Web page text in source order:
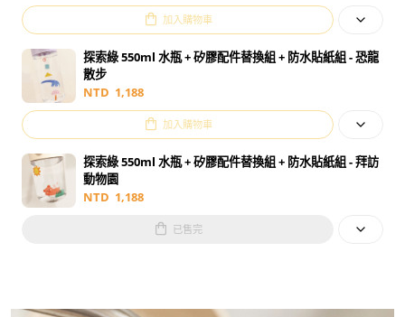
加入購物車
探索綠 550ml 水瓶 + 矽膠配件替換組 + 防水貼紙組 - 恐龍
散步
NTD 1,188
加入購物車
探索綠 550ml 水瓶 + 矽膠配件替換組 + 防水貼紙組 - 拜訪
動物園
NTD 1,188
已售完